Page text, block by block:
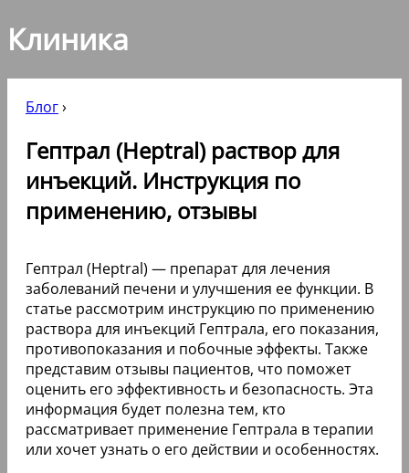
Клиника
Блог›
Гептрал (Heptral) раствор для
инъекций. Инструкция по
применению, отзывы
Гептрал (Heptral) — препарат для лечения
заболеваний печени и улучшения ее функции. В
статье рассмотрим инструкцию по применению
раствора для инъекций Гептрала, его показания,
противопоказания и побочные эффекты. Также
представим отзывы пациентов, что поможет
оценить его эффективность и безопасность. Эта
информация будет полезна тем, кто
рассматривает применение Гептрала в терапии
или хочет узнать о его действии и особенностях.